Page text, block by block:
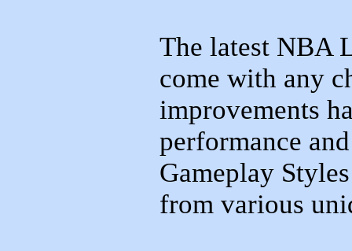
The latest NBA
come with any
improvements
performance
Gameplay
from various